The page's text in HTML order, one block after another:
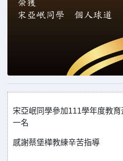
宋亞岷同學參加111學年度教
一名
感謝蔡堡樺教練辛苦指導